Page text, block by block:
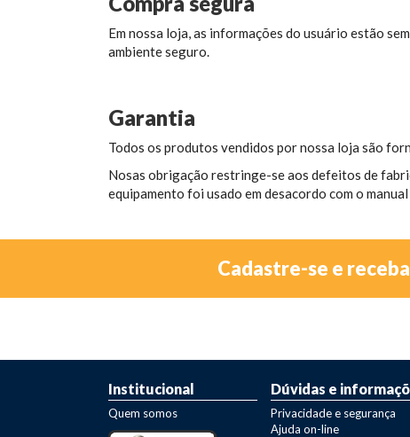
Em nossa loja, as informações do usuário estão
ambiente seguro.
Garantia
Todos os produtos vendidos por nossa loja são
Nosas obrigação restringe-se aos defeitos de
equipamento foi usado em desacordo com o
Cadastre-se e
Institucional
Quem somos
Dúvidas e
Privacidade e segurança
Ajuda on-line